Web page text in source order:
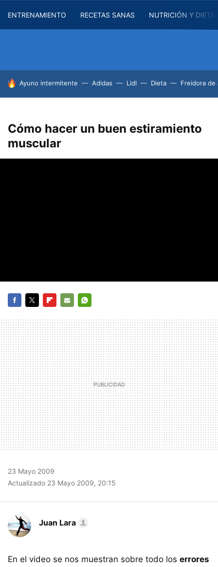
ENTRENAMIENTO RECETAS SANAS NUTRICIÓN Y
HOY SE HABLA DE
Ayuno intermitente Adidas Lidl Dieta Freidora de
Cómo hacer un buen estiramiento
muscular
MAIL
23 Mayo 2009
Actualizado 23 Mayo 2009, 20:15
Juan Lara
En el video se nos muestran sobre todo los errores